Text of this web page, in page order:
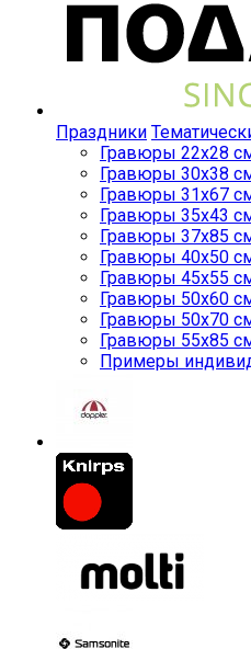
Праздники
Гравюры 22x28
Гравюры 30x38
Гравюры 31x67
Гравюры 35x43
Гравюры 37x85
Гравюры 40x50
Гравюры 45x55
Гравюры 50x60
Гравюры 50x70
Гравюры 55x85
Примеры